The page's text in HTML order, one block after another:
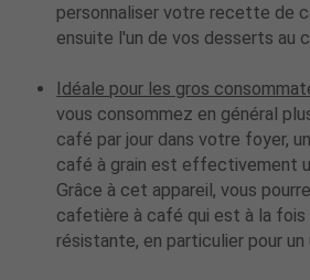
personnaliser votre recette de
ensuite l'un de vos desserts au
Idéale pour les gros
vous consommez en général
café par jour dans votre foyer,
café à grain est effectivement
Grâce à cet appareil, vous
cafetière à café qui est à la
résistante, en particulier pour